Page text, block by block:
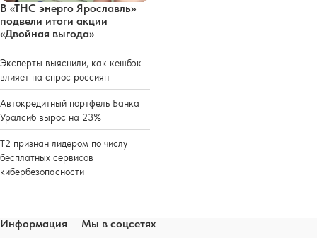
В «ТНС энерго Ярославль»
подвели итоги акции
«Двойная выгода»
Эксперты выяснили, как кешбэк
влияет на спрос россиян
Автокредитный портфель Банка
Уралсиб вырос на 23%
Т2 признан лидером по числу
бесплатных сервисов
кибербезопасности
Информация
Мы в соцсетях